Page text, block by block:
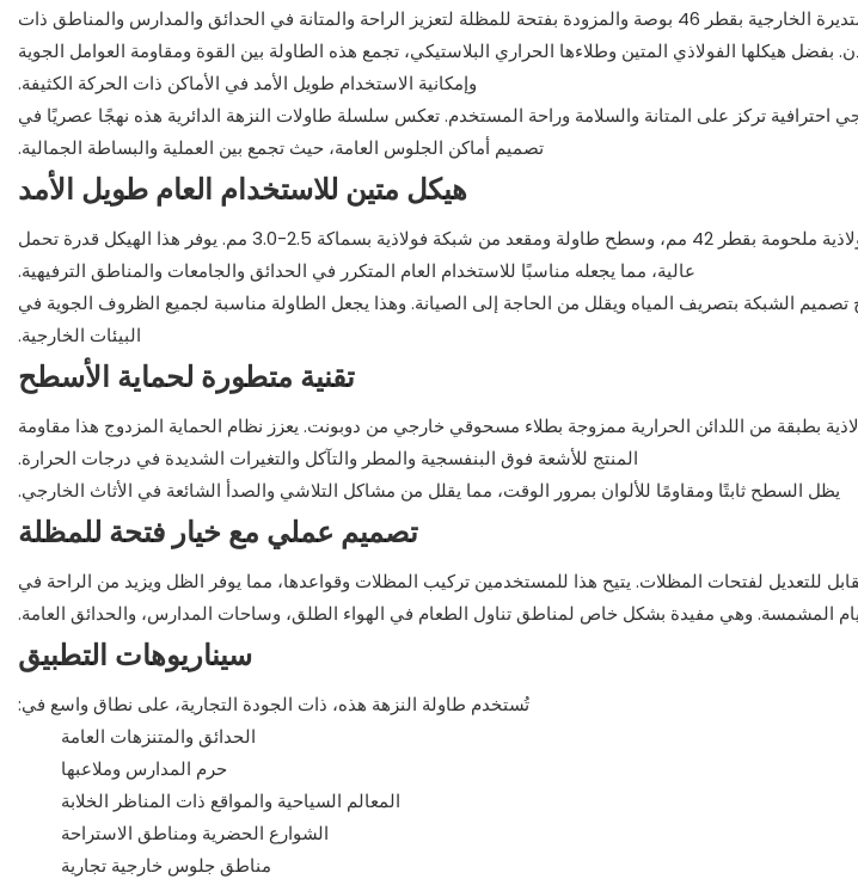
صُممت طاولة النزهة الفولاذية المستديرة الخارجية بقطر 46 بوصة والمزودة بفتحة للمظلة لتعزيز الراحة والمتانة في الحدائق والمدارس والمناطق ذات
بفضل هيكلها الفولاذي المتين وطلاءها الحراري البلاستيكي، تجمع هذه الطاولة بين القوة ومقاومة العوامل الجوية
وإمكانية الاستخدام طويل الأمد في الأماكن ذات الحركة الكثيفة.
احترافية تركز على المتانة والسلامة وراحة المستخدم. تعكس سلسلة طاولات النزهة الدائرية هذه نهجًا عصريًا في
تصميم أماكن الجلوس العامة، حيث تجمع بين العملية والبساطة الجمالية.
هيكل متين للاستخدام العام طويل الأمد
صُنعت طاولة النزهة من إطار من أنابيب فولاذية ملحومة بقطر 42 مم، وسطح طاولة ومقعد من شبكة فولاذية بسماكة 2.5-3.0 مم. يوفر هذا الهيكل قدرة تحمل
عالية، مما يجعله مناسبًا للاستخدام العام المتكرر في الحدائق والجامعات والمناطق الترفيهية.
تصميم الشبكة بتصريف المياه ويقلل من الحاجة إلى الصيانة. وهذا يجعل الطاولة مناسبة لجميع الظروف الجوية في
البيئات الخارجية.
تقنية متطورة لحماية الأسطح
بطبقة من اللدائن الحرارية ممزوجة بطلاء مسحوقي خارجي من دوبونت. يعزز نظام الحماية المزدوج هذا مقاومة
المنتج للأشعة فوق البنفسجية والمطر والتآكل والتغيرات الشديدة في درجات الحرارة.
يظل السطح ثابتًا ومقاومًا للألوان بمرور الوقت، مما يقلل من مشاكل التلاشي والصدأ الشائعة في الأثاث الخارجي.
تصميم عملي مع خيار فتحة للمظلة
للتعديل لفتحات المظلات. يتيح هذا للمستخدمين تركيب المظلات وقواعدها، مما يوفر الظل ويزيد من الراحة في
المشمسة. وهي مفيدة بشكل خاص لمناطق تناول الطعام في الهواء الطلق، وساحات المدارس، والحدائق العامة.
سيناريوهات التطبيق
تُستخدم طاولة النزهة هذه، ذات الجودة التجارية، على نطاق واسع في:
الحدائق والمتنزهات العامة
حرم المدارس وملاعبها
المعالم السياحية والمواقع ذات المناظر الخلابة
الشوارع الحضرية ومناطق الاستراحة
مناطق جلوس خارجية تجارية